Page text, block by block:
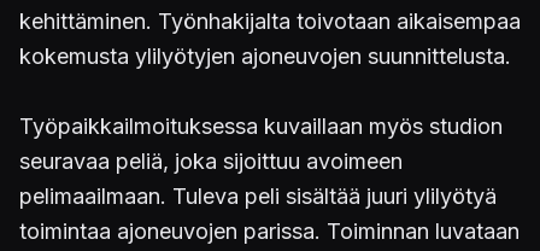
kehittäminen. Työnhakijalta toivotaan aikaisempaa
kokemusta ylilyötyjen ajoneuvojen suunnittelusta.
Työpaikkailmoituksessa kuvaillaan myös studion
seuravaa peliä, joka sijoittuu avoimeen
pelimaailmaan. Tuleva peli sisältää juuri ylilyötyä
toimintaa ajoneuvojen parissa. Toiminnan luvataan